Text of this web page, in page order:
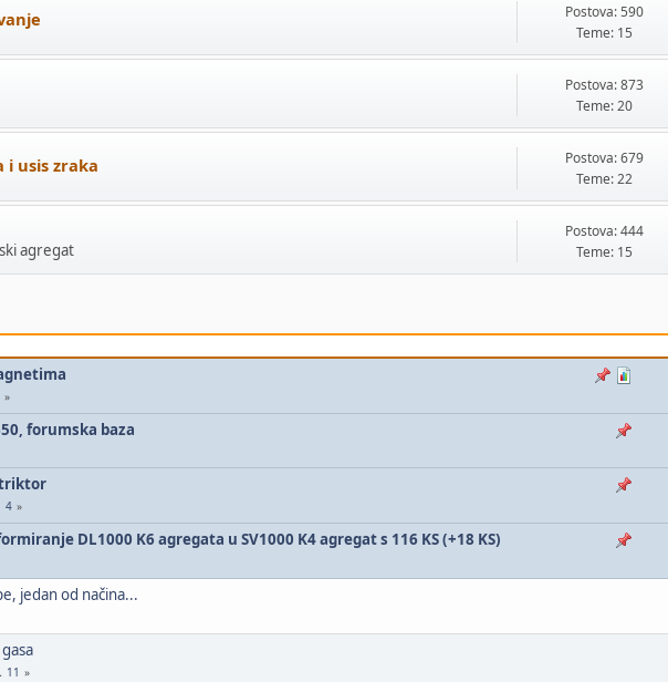
Postova: 590
Teme: 15
Postova: 873
Teme: 20
i usis zraka
Postova: 679
Teme: 22
agregat
Postova: 444
Teme: 15
forumska baza
4
DL1000 K6 agregata u SV1000 K4 agregat s 116 KS (+18 KS)
jedan od načina...
11